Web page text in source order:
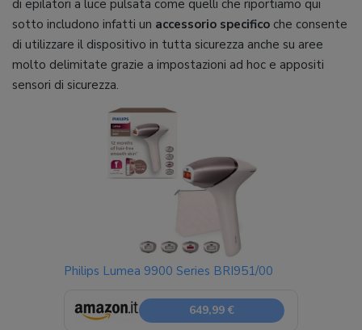
di epilatori a luce pulsata come quelli che riportiamo qui
sotto includono infatti un accessorio specifico che consente
di utilizzare il dispositivo in tutta sicurezza anche su aree
molto delimitate grazie a impostazioni ad hoc e appositi
sensori di sicurezza.
Philips Lumea 9900 Series BRI951/00
649,99 €